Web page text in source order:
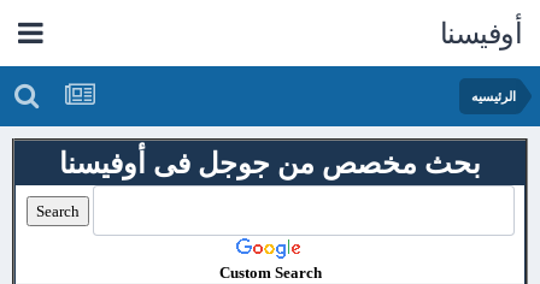
أوفيسنا
الرئيسيه
بحث مخصص من جوجل فى أوفيسنا
Custom Search